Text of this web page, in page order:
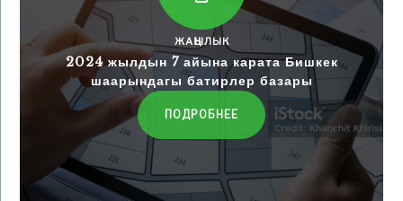
ЖАҢЫЛЫК
2024 жылдын 7 айына карата Бишкек
шаарындагы батирлер базары
ПОДРОБНЕЕ